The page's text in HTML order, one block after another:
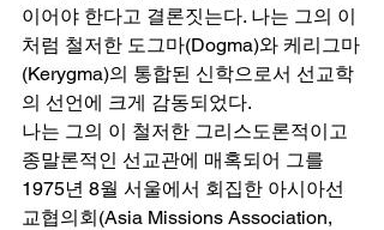
이어야 한다고 결론짓는다. 나는 그의 이
처럼 철저한 도그마(Dogma)와 케리그마
(Kerygma)의 통합된 신학으로서 선교학
의 선언에 크게 감동되었다.
나는 그의 이 철저한 그리스도론적이고
종말론적인 선교관에 매혹되어 그를
1975년 8월 서울에서 회집한 아시아선
교협의회(Asia Missions Association,